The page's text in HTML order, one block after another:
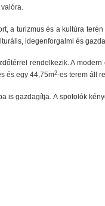
a turizmus és a kultúra
idegenforgalmi és
rendelkezik. A
és egy 44,75m2-es terem áll
is gazdagítja.A spotolók